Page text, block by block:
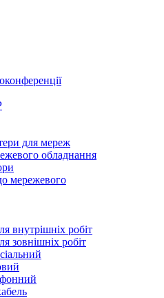
для мереж
обладнання
мережевого
внутрішніх робіт
зовнішніх робіт